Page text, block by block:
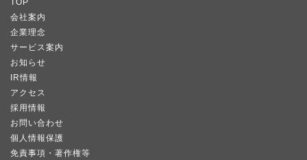
TOP
会社案内
企業理念
サービス案内
お知らせ
IR情報
アクセス
採用情報
お問い合わせ
個人情報保護
免責事項・著作権等